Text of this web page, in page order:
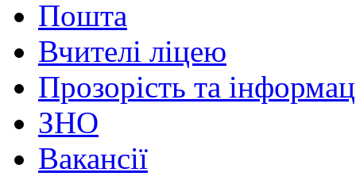
Пошта
Вчителі ліцею
Прозорість та
ЗНО
Вакансії